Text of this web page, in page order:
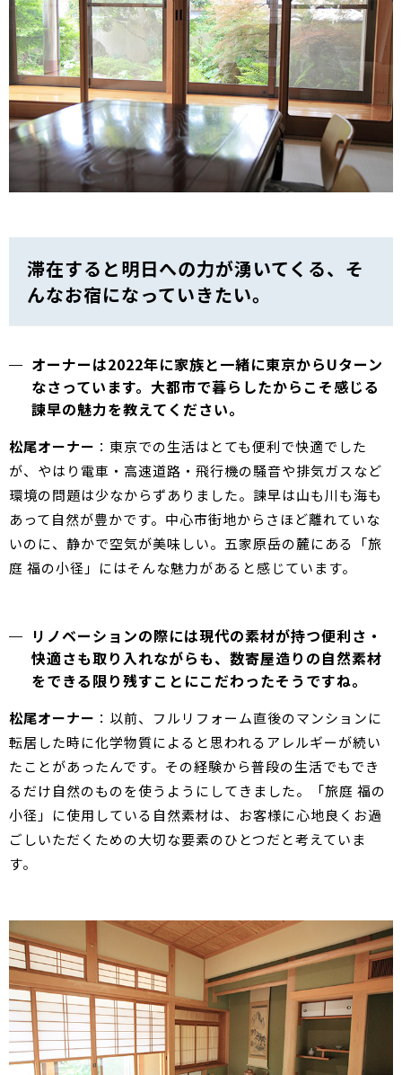
滞在すると明日への力が湧いてくる、そ
んなお宿になっていきたい。
オーナーは2022年に家族と一緒に東京からUターン
なさっています。大都市で暮らしたからこそ感じる
諫早の魅力を教えてください。
松尾オーナー ：東京での生活はとても便利で快適でした
が、やはり電車・高速道路・飛行機の騒音や排気ガスなど
環境の問題は少なからずありました。諫早は山も川も海も
あって自然が豊かです。中心市街地からさほど離れていな
いのに、静かで空気が美味しい。五家原岳の麓にある「旅
庭 福の小径」にはそんな魅力があると感じています。
リノベーションの際には現代の素材が持つ便利さ・
快適さも取り入れながらも、数寄屋造りの自然素材
をできる限り残すことにこだわったそうですね。
松尾オーナー ：以前、フルリフォーム直後のマンションに
転居した時に化学物質によると思われるアレルギーが続い
たことがあったんです。その経験から普段の生活でもでき
るだけ自然のものを使うようにしてきました。「旅庭 福の
小径」に使用している自然素材は、お客様に心地良くお過
ごしいただくための大切な要素のひとつだと考えていま
す。